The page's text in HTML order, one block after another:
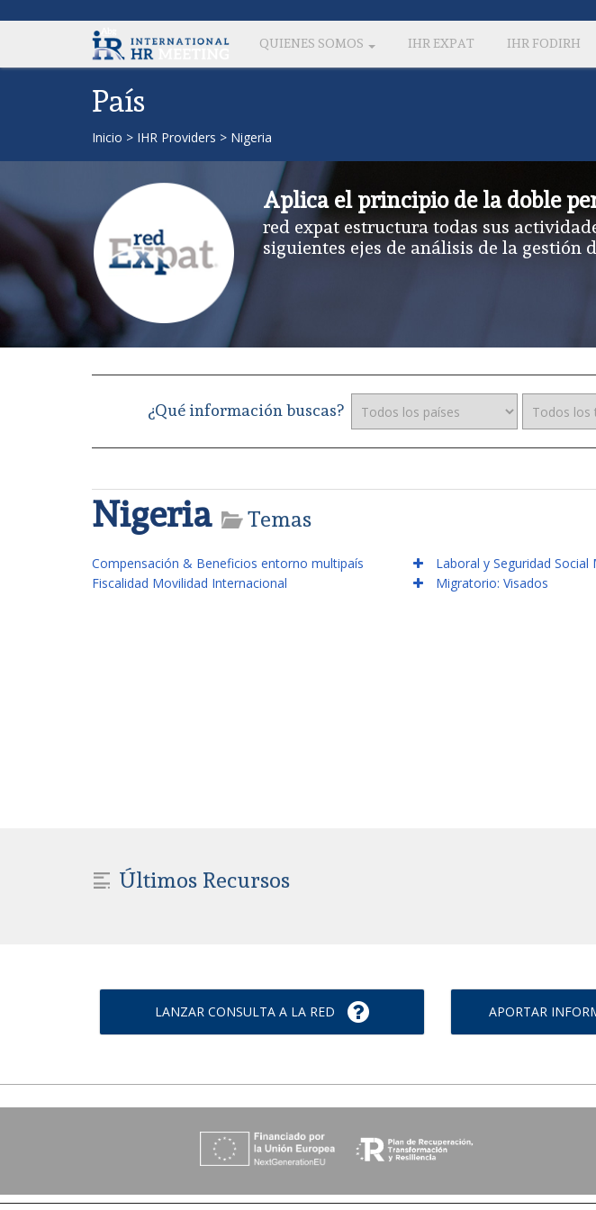
QUIENES SOMOS IHR EXPAT IHR FODIRH
País
Inicio > IHR Providers > Nigeria
Aplica el principio de la doble
red expat estructura todas sus
siguientes ejes de análisis de la gestión
¿Qué información buscas?
Nigeria Temas
Compensación & Beneficios entorno multipaís
Fiscalidad Movilidad Internacional
Laboral y Seguridad
Migratorio: Visados
Últimos Recursos
LANZAR CONSULTA A LA RED APORTAR